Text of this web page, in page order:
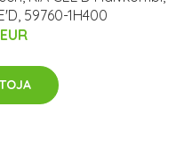
59760-1H400